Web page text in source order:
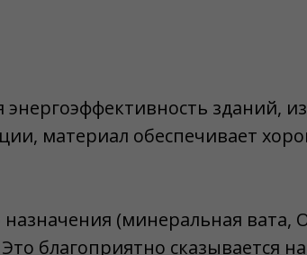
энергоэффективность
материал обеспечивает
(минеральная вата,
благоприятно сказывается